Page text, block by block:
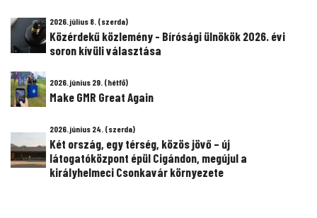
2026. július 8. (szerda)
Közérdekű közlemény - Bírósági ülnökök 2026. évi
soron kívüli választása
2026. június 29. (hétfő)
Make GMR Great Again
2026. június 24. (szerda)
Két ország, egy térség, közös jövő – új
látogatóközpont épül Cigándon, megújul a
királyhelmeci Csonkavár környezete